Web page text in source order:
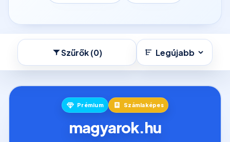
Szűrők (0) Legújabb
Prémium Számlaképes
magyarok.hu